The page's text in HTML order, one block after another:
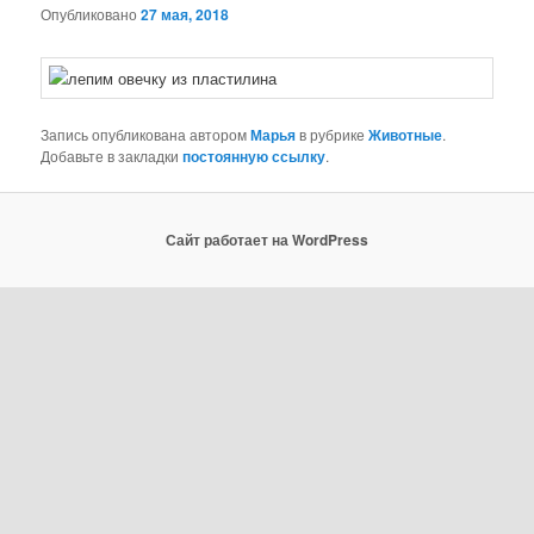
Опубликовано27 мая, 2018
Запись опубликована авторомМарьяв рубрикеЖивотные.
Добавьте в закладкипостоянную ссылку.
Сайт работает на WordPress